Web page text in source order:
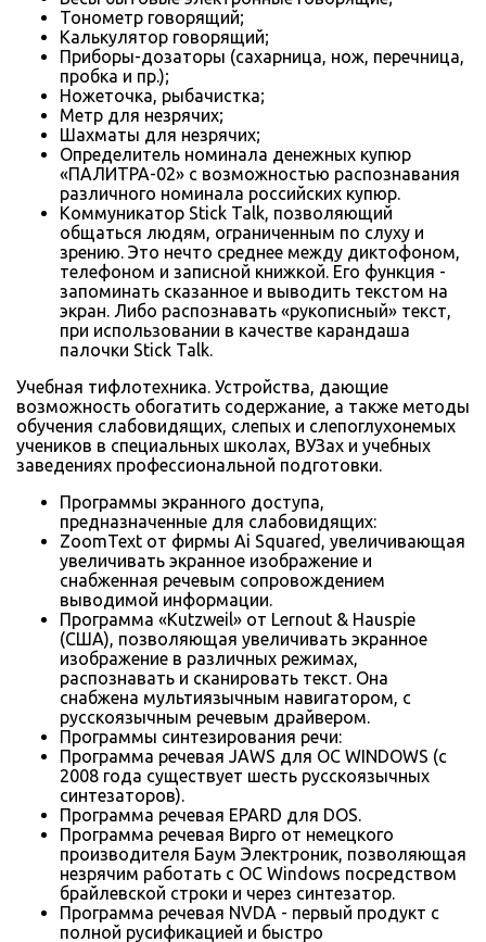
Тонометр говорящий;
Калькулятор говорящий;
Приборы-дозаторы (сахарница, нож, перечница,
пробка и пр.);
Ножеточка, рыбачистка;
Метр для незрячих;
Шахматы для незрячих;
Определитель номинала денежных купюр
«ПАЛИТРА-02» с возможностью распознавания
различного номинала российских купюр.
Коммуникатор Stick Talk, позволяющий
общаться людям, ограниченным по слуху и
зрению. Это нечто среднее между диктофоном,
телефоном и записной книжкой. Его функция -
запоминать сказанное и выводить текстом на
экран. Либо распознавать «рукописный» текст,
при использовании в качестве карандаша
палочки Stick Talk.
Учебная тифлотехника. Устройства, дающие
возможность обогатить содержание, а также методы
обучения слабовидящих, слепых и слепоглухонемых
учеников в специальных школах, ВУЗах и учебных
заведениях профессиональной подготовки.
Программы экранного доступа,
предназначенные для слабовидящих:
ZoomText от фирмы Ai Squared, увеличивающая
увеличивать экранное изображение и
снабженная речевым сопровождением
выводимой информации.
Программа «Kutzweil» от Lernout & Hauspie
(США), позволяющая увеличивать экранное
изображение в различных режимах,
распознавать и сканировать текст. Она
снабжена мультиязычным навигатором, с
русскоязычным речевым драйвером.
Программы синтезирования речи:
Программа речевая JAWS для ОС WINDOWS (с
2008 года существует шесть русскоязычных
синтезаторов).
Программа речевая EPARD для DOS.
Программа речевая Вирго от немецкого
производителя Баум Электроник, позволяющая
незрячим работать с ОС Windows посредством
брайлевской строки и через синтезатор.
Программа речевая NVDA - первый продукт с
полной русификацией и быстро